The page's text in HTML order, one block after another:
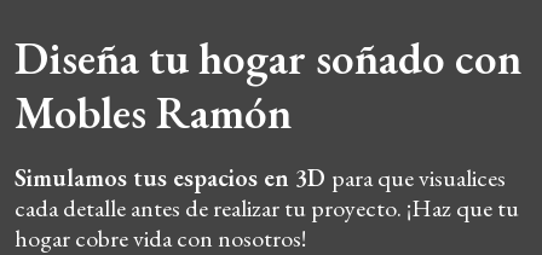
Diseña tu hogar soñado con
Mobles Ramón
Simulamos tus espacios en 3D para que visualices
cada detalle antes de realizar tu proyecto. ¡Haz que tu
hogar cobre vida con nosotros!